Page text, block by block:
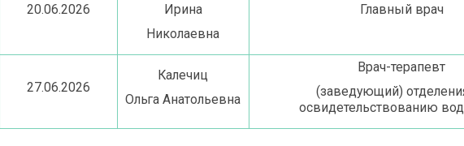
20.06.2026
Ирина
Николаевна
Главный врач
27.06.2026
Калечиц
Ольга Анатольевна
Врач-терапевт
(заведующий)
освидетельствованию